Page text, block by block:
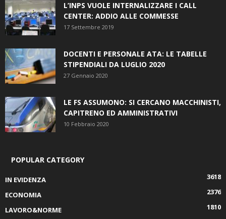
L’INPS VUOLE INTERNALIZZARE I CALL
CENTER: ADDIO ALLE COMMESSE
17 Settembre 2019
DOCENTI E PERSONALE ATA: LE TABELLE
STIPENDIALI DA LUGLIO 2020
27 Gennaio 2020
LE FS ASSUMONO: SI CERCANO MACCHINISTI,
CAPITRENO ED AMMINISTRATIVI
10 Febbraio 2020
POPULAR CATEGORY
IN EVIDENZA
3618
ECONOMIA
2376
LAVORO&NORME
1810